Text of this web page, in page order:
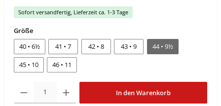
Sofort versandfertig, Lieferzeit ca. 1-3 Tage
Größe
40 • 6½
41 • 7 42 • 8 43 • 9 44 • 9½
45 • 10 46 • 11
In den Warenkorb